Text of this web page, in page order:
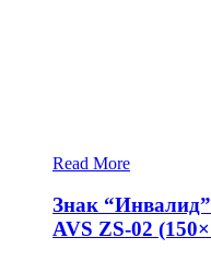
Read More
Знак
AVS ZS-02